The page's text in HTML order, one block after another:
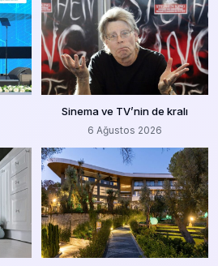
Sinema ve TV’nin de kralı
6 Ağustos 2026